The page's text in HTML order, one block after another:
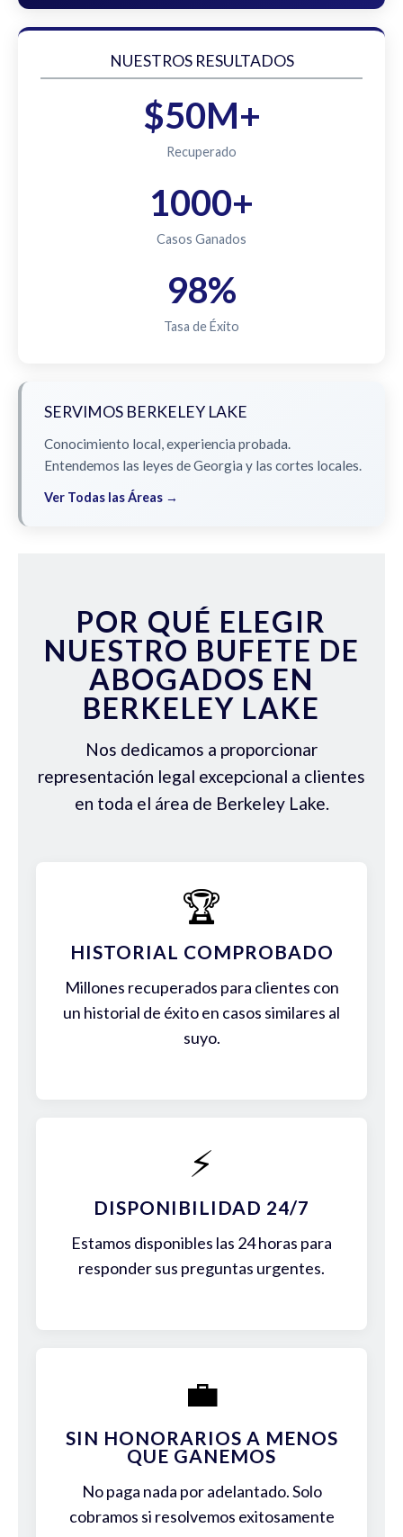
NUESTROS RESULTADOS
$50M+
Recuperado
1000+
Casos Ganados
98%
Tasa de Éxito
SERVIMOS BERKELEY LAKE
Conocimiento local, experiencia probada.
Entendemos las leyes de Georgia y las cortes locales.
Ver Todas las Áreas →
POR QUÉ ELEGIR
NUESTRO BUFETE DE
ABOGADOS EN
BERKELEY LAKE
Nos dedicamos a proporcionar
representación legal excepcional a clientes
en toda el área de Berkeley Lake.
🏆
HISTORIAL COMPROBADO
Millones recuperados para clientes con
un historial de éxito en casos similares al
suyo.
⚡
DISPONIBILIDAD 24/7
Estamos disponibles las 24 horas para
responder sus preguntas urgentes.
💼
SIN HONORARIOS A MENOS
QUE GANEMOS
No paga nada por adelantado. Solo
cobramos si resolvemos exitosamente